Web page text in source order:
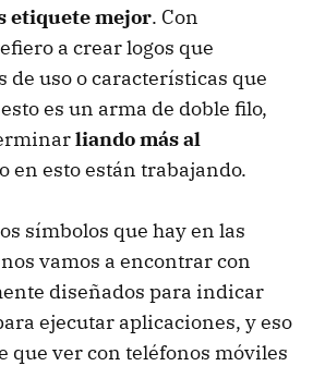
etiquete mejor. Con
a crear logos que
uso o características que
es un arma de doble filo,
liando más al
en esto están trabajando.
símbolos que hay en las
vamos a encontrar con
diseñados para indicar
ejecutar aplicaciones, y eso
que ver con teléfonos móviles